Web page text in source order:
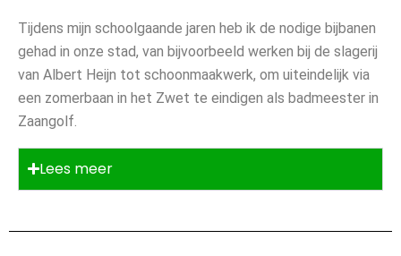
Tijdens mijn schoolgaande jaren heb ik de nodige bijbanen
gehad in onze stad, van bijvoorbeeld werken bij de slagerij
van Albert Heijn tot schoonmaakwerk, om uiteindelijk via
een zomerbaan in het Zwet te eindigen als badmeester in
Zaangolf.
Lees meer